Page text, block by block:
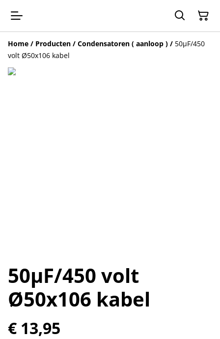
Home / Producten / Condensatoren ( aanloop ) / 50µF/450
volt Ø50x106 kabel
50µF/450 volt
Ø50x106 kabel
€ 13,95